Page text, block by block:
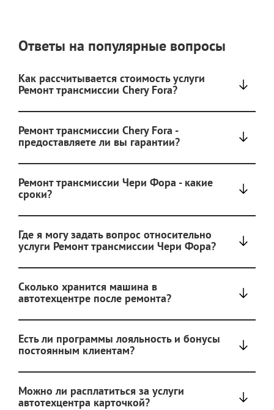
Ответы на популярные вопросы
Как рассчитывается стоимость услуги
Ремонт трансмиссии Chery Fora?
Ремонт трансмиссии Chery Fora -
предоставляете ли вы гарантии?
Ремонт трансмиссии Чери Фора - какие
сроки?
Где я могу задать вопрос относительно
услуги Ремонт трансмиссии Чери Фора?
Сколько хранится машина в
автотехцентре после ремонта?
Есть ли программы лояльность и бонусы
постоянным клиентам?
Можно ли расплатиться за услуги
автотехцентра карточкой?